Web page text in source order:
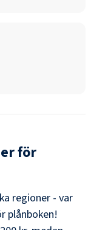
för
regioner - var
plånboken!